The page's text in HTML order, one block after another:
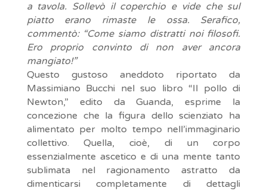
a tavola. Sollevò il coperchio e vide che sul
piatto erano rimaste le ossa. Serafico,
commentò: “Come siamo distratti noi filosofi.
Ero proprio convinto di non aver ancora
mangiato!”
Questo gustoso aneddoto riportato da
Massimiano Bucchi nel suo libro “Il pollo di
Newton,” edito da Guanda, esprime la
concezione che la figura dello scienziato ha
alimentato per molto tempo nell’immaginario
collettivo. Quella, cioè, di un corpo
essenzialmente ascetico e di una mente tanto
sublimata nel ragionamento astratto da
dimenticarsi completamente di dettagli